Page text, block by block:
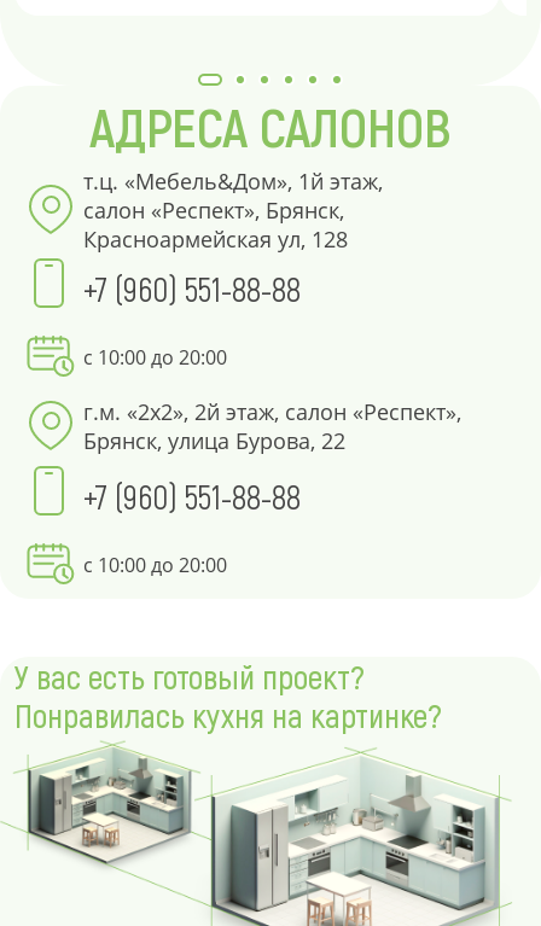
АДРЕСА САЛОНОВ
т.ц. «Мебель&Дом», 1й этаж,
салон «Респект», Брянск,
Красноармейская ул, 128
+7 (960) 551-88-88
с 10:00 до 20:00
г.м. «2х2», 2й этаж, салон «Респект»,
Брянск, улица Бурова, 22
+7 (960) 551-88-88
с 10:00 до 20:00
У вас есть готовый проект?
Понравилась кухня на картинке?